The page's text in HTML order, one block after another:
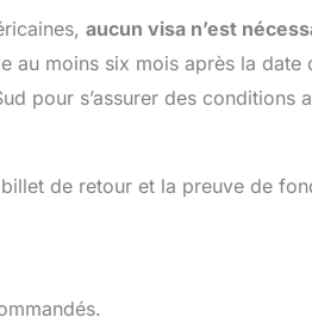
aucun visa n’est
au moins six mois après la date
pour s’assurer des conditions
de retour et la preuve de